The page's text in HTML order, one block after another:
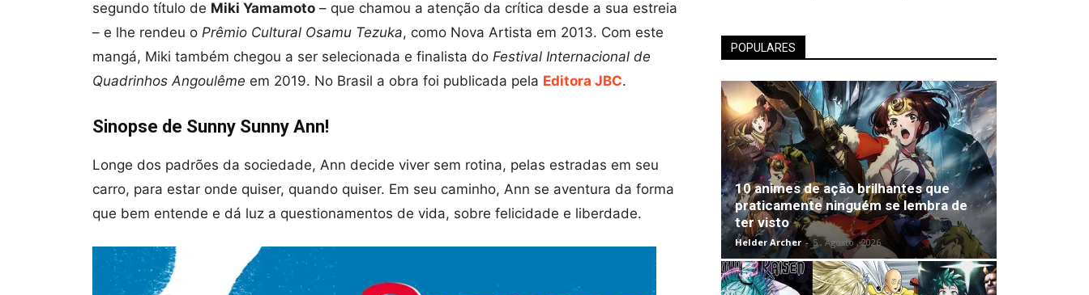
segundo título de Miki Yamamoto – que chamou a atenção da crítica desde a sua estreia
– e lhe rendeu o Prêmio Cultural Osamu Tezuka, como Nova Artista em 2013. Com este
mangá, Miki também chegou a ser selecionada e finalista do Festival Internacional de
Quadrinhos Angoulême em 2019. No Brasil a obra foi publicada pela Editora JBC.
Sinopse de Sunny Sunny Ann!
Longe dos padrões da sociedade, Ann decide viver sem rotina, pelas estradas em seu
carro, para estar onde quiser, quando quiser. Em seu caminho, Ann se aventura da forma
que bem entende e dá luz a questionamentos de vida, sobre felicidade e liberdade.
POPULARES
10 animes de ação brilhantes que
praticamente ninguém se lembra de
ter visto
Helder Archer - 5 , Agosto , 2026